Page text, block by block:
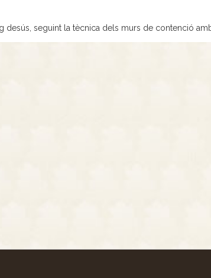
desús, seguint la tècnica dels murs de contenció